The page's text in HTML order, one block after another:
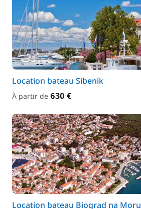
Location bateau Sibenik
À partir de 630 €
Location bateau Biograd na Moru